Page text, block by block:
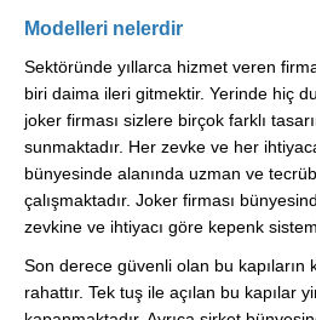
Modelleri nelerdir
Sektöründe yıllarca hizmet veren
biri daima ileri gitmektir. Yerinde hiç
joker firması sizlere birçok farklı
sunmaktadır. Her zevke ve her
bünyesinde alanında uzman ve
çalışmaktadır. Joker firması
zevkine ve ihtiyacı göre kepenk
Son derece güvenli olan bu kapıların
rahattır. Tek tuş ile açılan bu kapılar